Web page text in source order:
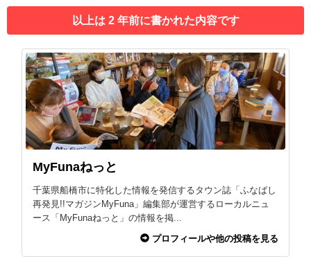
以上は 2 年前に書かれた内容です
MyFunaねっと
千葉県船橋市に特化した情報を発信するタウン誌「ふなばし
再発見!!マガジンMyFuna」編集部が運営するローカルニュ
ース「MyFunaねっと」の情報を掲...
プロフィールや他の投稿を見る